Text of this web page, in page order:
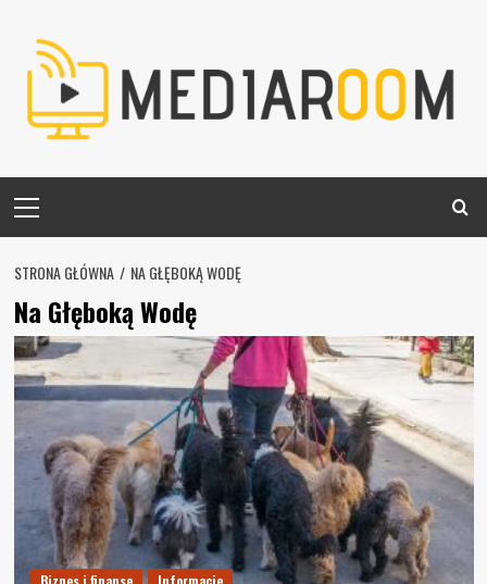
content
Menu
STRONA GŁÓWNA NA GŁĘBOKĄ WODĘ
Na Głęboką Wodę
Biznes i finanse Informacje